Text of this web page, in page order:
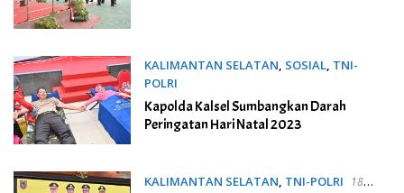
KALIMANTAN SELATAN, SOSIAL, TNI-
POLRI
3 Januari 2024
Kapolda Kalsel Sumbangkan Darah
Peringatan Hari Natal 2023
KALIMANTAN SELATAN, TNI-POLRI
18